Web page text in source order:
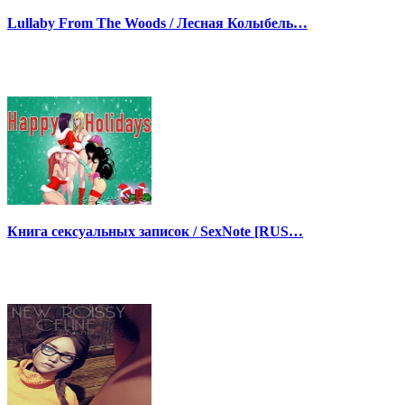
Lullaby From The Woods / Лесная Колыбель…
Книга сексуальных записок / SexNote [RUS…